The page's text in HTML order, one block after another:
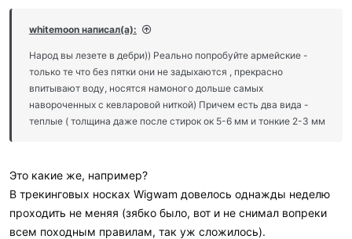
whitemoon написал(а):
Народ вы лезете в дебри)) Реально попробуйте армейские -
только те что без пятки они не задыхаются , прекрасно
впитывают воду, носятся намоного дольше самых
навороченных с кевларовой ниткой) Причем есть два вида -
теплые ( толщина даже после стирок ок 5-6 мм и тонкие 2-3 мм
Это какие же, например?
В трекинговых носках Wigwam довелось однажды неделю
проходить не меняя (зябко было, вот и не снимал вопреки
всем походным правилам, так уж сложилось).